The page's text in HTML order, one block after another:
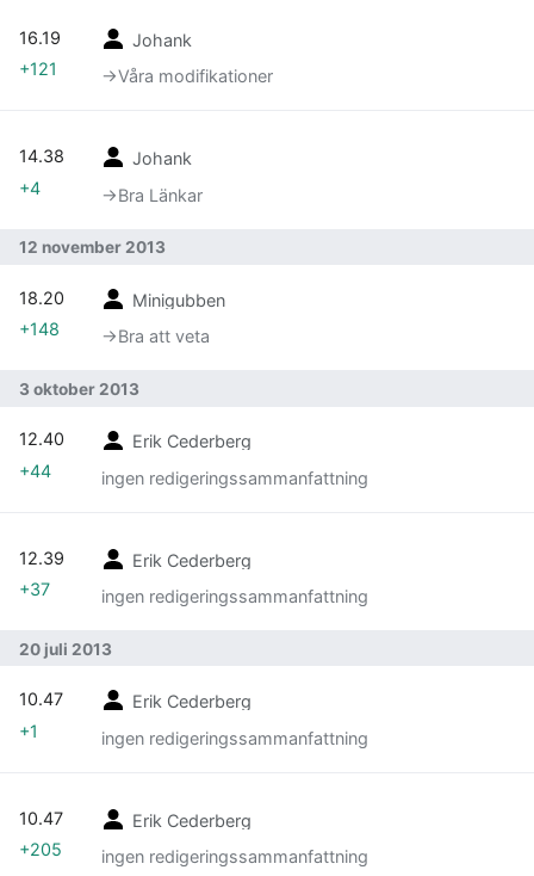
Johank
→‎Våra modifikationer
16.19
+121
Johank
→‎Bra Länkar
14.38
+4
12 november 2013
Minigubben
→‎Bra att veta
18.20
+148
3 oktober 2013
Erik Cederberg
ingen redigeringssammanfattning
12.40
+44
Erik Cederberg
ingen redigeringssammanfattning
12.39
+37
20 juli 2013
Erik Cederberg
ingen redigeringssammanfattning
10.47
+1
Erik Cederberg
ingen redigeringssammanfattning
10.47
+205